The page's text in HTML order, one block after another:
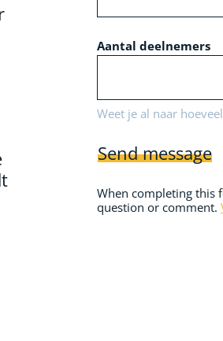
Aantal deelnemers
Weet je al naar
Send message
When completing this
question or comment.